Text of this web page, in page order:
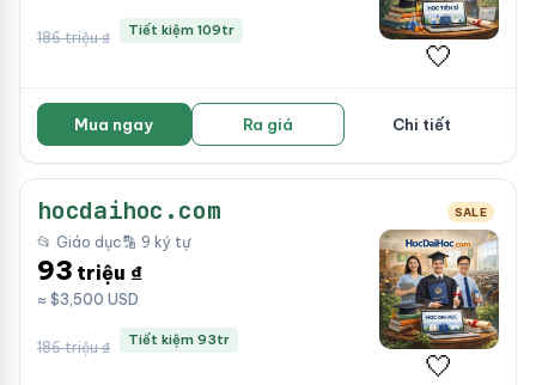
186 triệu ₫ Tiết kiệm 109tr
🤍
Mua ngay Ra giá Chi tiết
hocdaihoc.com SALE
📂 Giáo dục🔡 9 ký tự
93 triệu ₫
≈ $3,500 USD
186 triệu ₫ Tiết kiệm 93tr
🤍